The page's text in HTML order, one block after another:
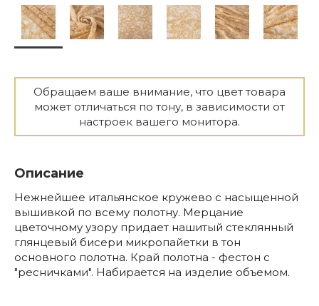
Обращаем ваше внимание, что цвет товара
может отличаться по тону, в зависимости от
настроек вашего монитора.
Описание
Нежнейшее итальянское кружево с насыщенной
вышивкой по всему полотну. Мерцание
цветочному узору придает нашитый стеклянный
глянцевый бисери микропайетки в тон
основного полотна. Край полотна - фестон с
"ресничками". Набирается на изделие объемом.